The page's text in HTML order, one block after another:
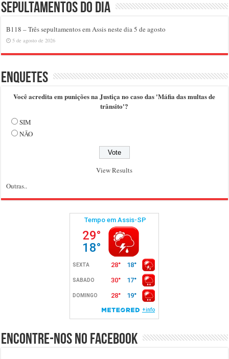
Sepultamentos do dia
B118 – Três sepultamentos em Assis neste dia 5 de agosto
5 de agosto de 2026
Enquetes
Você acredita em punições na Justiça no caso das 'Máfia das multas de
trânsito'?
SIM
NÃO
View Results
Outras..
Encontre-nos no Facebook